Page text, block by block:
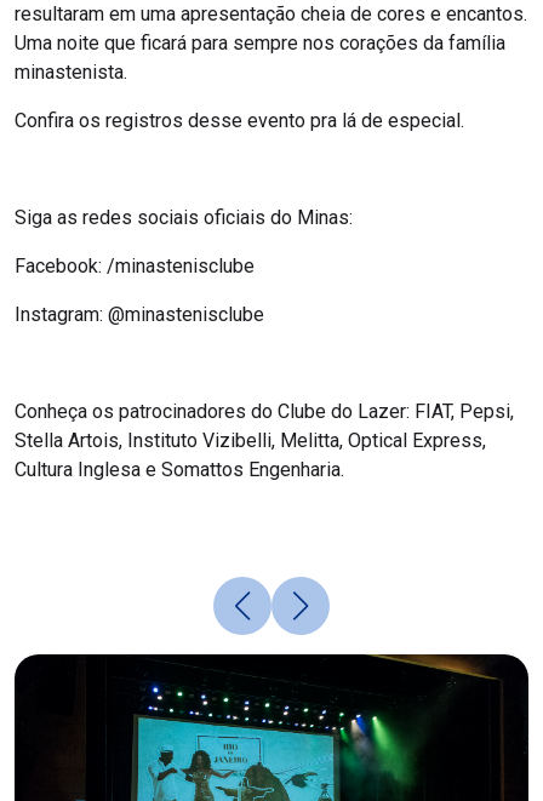
resultaram em uma apresentação cheia de cores e encantos.
Uma noite que ficará para sempre nos corações da família
minastenista.
Confira os registros desse evento pra lá de especial.
Siga as redes sociais oficiais do Minas:
Facebook: /minastenisclube
Instagram: @minastenisclube
Conheça os patrocinadores do Clube do Lazer: FIAT, Pepsi,
Stella Artois, Instituto Vizibelli, Melitta, Optical Express,
Cultura Inglesa e Somattos Engenharia.